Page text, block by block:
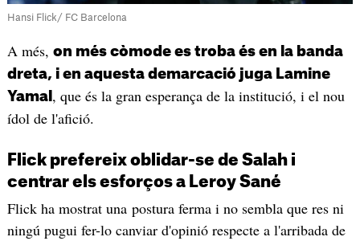
Hansi Flick/ FC Barcelona
A més, on més còmode es troba és en la banda
dreta, i en aquesta demarcació juga Lamine
Yamal , que és la gran esperança de la institució, i el nou
ídol de l'afició.
Flick prefereix oblidar-se de Salah i
centrar els esforços a Leroy Sané
Flick ha mostrat una postura ferma i no sembla que res ni
ningú pugui fer-lo canviar d'opinió respecte a l'arribada de